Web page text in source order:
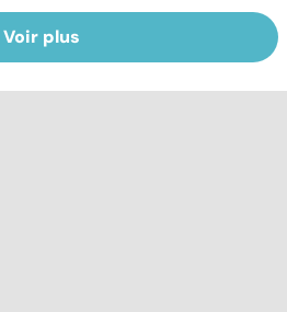
Voir plus